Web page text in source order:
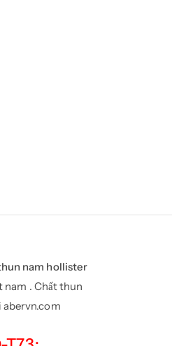
nam hollister
nam . Chất thun
abervn.com